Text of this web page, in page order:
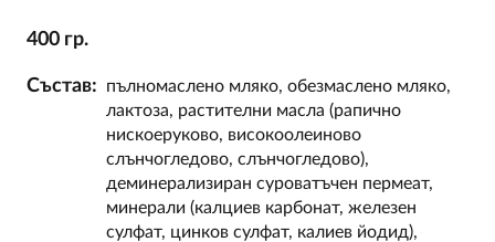
400 гр.
Състав:
пълномаслено мляко, обезмаслено мляко,
лактоза, растителни масла (рапично
нискоеруково, високоолеиново
слънчогледово, слънчогледово),
деминерализиран суроватъчен пермеат,
минерали (калциев карбонат, железен
сулфат, цинков сулфат, калиев йодид),